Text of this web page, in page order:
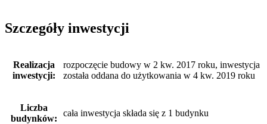
Szczegóły inwestycji
Realizacja
inwestycji:
rozpoczęcie budowy w 2 kw. 2017 roku, inwestycja
została oddana do użytkowania w 4 kw. 2019 roku
Liczba
budynków:
cała inwestycja składa się z 1 budynku